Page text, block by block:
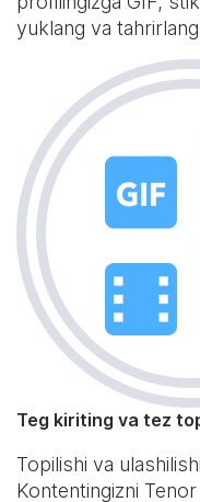
yuklang va tahrirlang
Teg kiriting va tez
Topilishi va
Kontentingizni